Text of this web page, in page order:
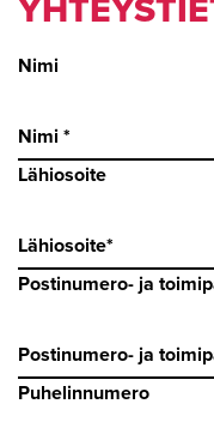
Nimi
Lähiosoite
Postinumero- ja
Puhelinnumero